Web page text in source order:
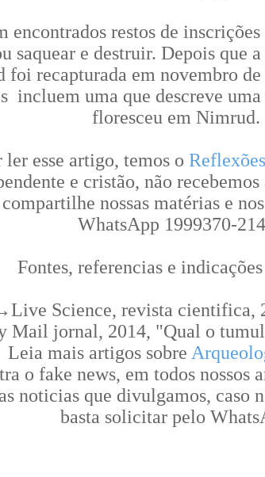
encontrados restos de
saquear e destruir. Depois que
foi recapturada em novembro de
incluem uma que descreve
floresceu em Nimrud.
esse artigo, temos o
e cristão, não
nossas matérias e
WhatsApp 1999370-
Fontes, referencias e
Science, revista cientifica,
jornal, 2014, "Qual o
Leia mais artigos sobre
o fake news, em todos nossos
noticias que divulgamos, caso
basta solicitar pelo